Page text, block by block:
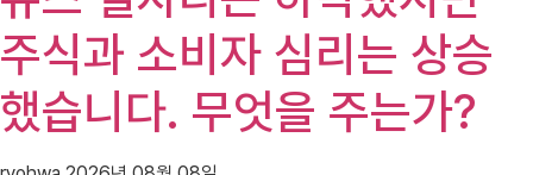
주식과 소비자 심리는 상승
했습니다. 무엇을 주는가?